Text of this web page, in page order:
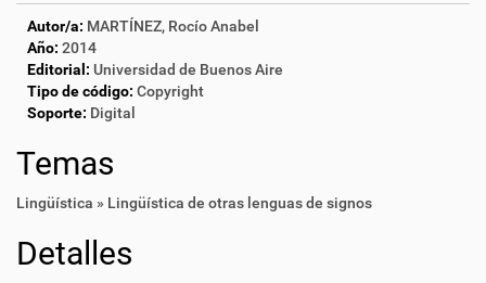
Autor/a: MARTÍNEZ, Rocío Anabel
Año: 2014
Editorial: Universidad de Buenos Aire
Tipo de código: Copyright
Soporte: Digital
Temas
Lingüística » Lingüística de otras lenguas de signos
Detalles